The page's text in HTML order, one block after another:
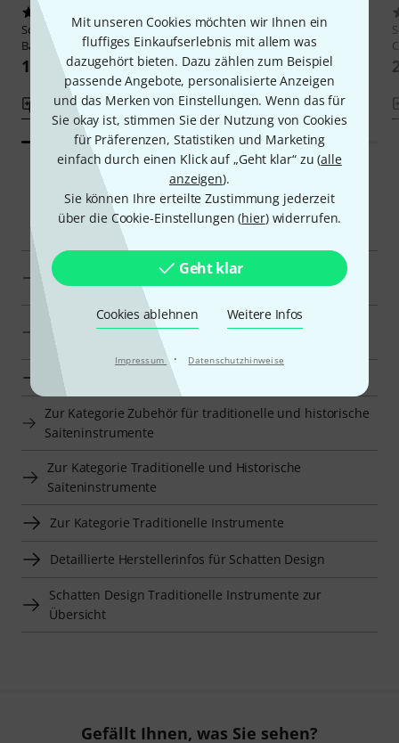
Mit unseren Cookies möchten wir Ihnen ein
fluffiges Einkaufserlebnis mit allem was
dazugehört bieten. Dazu zählen zum Beispiel
passende Angebote, personalisierte Anzeigen
und das Merken von Einstellungen. Wenn das für
Sie okay ist, stimmen Sie der Nutzung von Cookies
für Präferenzen, Statistiken und Marketing
einfach durch einen Klick auf „Geht klar“ zu (alle
anzeigen).
Sie können Ihre erteilte Zustimmung jederzeit
über die Cookie-Einstellungen (hier) widerrufen.
Geht klar
Cookies ablehnen Weitere Infos
Impressum · Datenschutzhinweise
Schatten DesignBJ-02 Player
Banjo Pickup
139 CHF
Vergleichen
Schatten DesignD-4 Std
Dulcimer Pickup
135 CHF
Vergleichen
Smart Navigator
Schatten Design Tonabnehmer für
Folkloreinstrumente zur Übersicht
Tonabnehmer für Folkloreinstrumente für 180 CHF–
Zur Kategorie Tonabnehmer für Folkloreinstrumente
Zur Kategorie Zubehör für traditionelle und historische
Saiteninstrumente
Zur Kategorie Traditionelle und Historische
Saiteninstrumente
Zur Kategorie Traditionelle Instrumente
Detaillierte Herstellerinfos für Schatten Design
Schatten Design Traditionelle Instrumente zur
Übersicht
Gefällt Ihnen, was Sie sehen?